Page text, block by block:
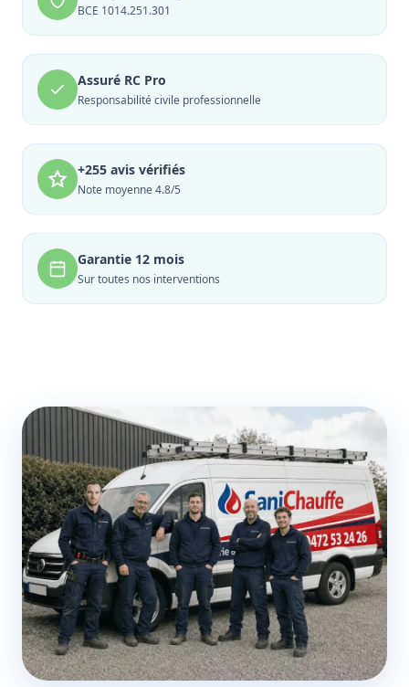
BCE 1014.251.301
Assuré RC Pro
Responsabilité civile professionnelle
+255 avis vérifiés
Note moyenne 4.8/5
Garantie 12 mois
Sur toutes nos interventions